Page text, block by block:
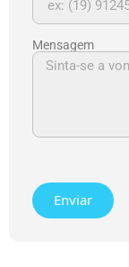
Mensagem
Enviar